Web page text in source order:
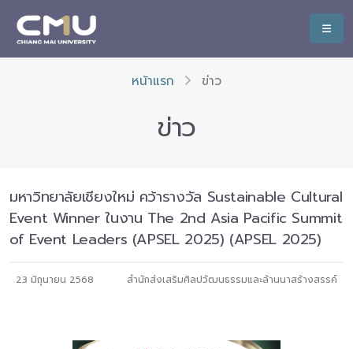
หน้าแรก ข่าว
ข่าว
มหาวิทยาลัยเชียงใหม่ คว้ารางวัล Sustainable Cultural
Event Winner ในงาน The 2nd Asia Pacific Summit
of Event Leaders (APSEL 2025) (APSEL 2025)
23 มิถุนายน 2568 สำนักส่งเสริมศิลปวัฒนธรรมและล้านนาสร้างสรรค์